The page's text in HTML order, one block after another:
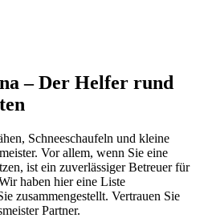
– Der Helfer rund
Schneeschaufeln und kleine
Vor allem, wenn Sie eine
ist ein zuverlässiger Betreuer für
haben hier eine Liste
zusammengestellt. Vertrauen Sie
Partner.